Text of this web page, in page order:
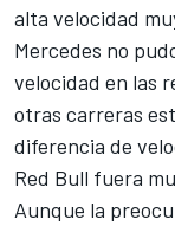
alta velocidad
Mercedes no
velocidad en las
otras carreras
diferencia de
Red Bull fuera
Aunque la